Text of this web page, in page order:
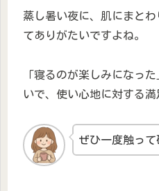
蒸し暑い夜に、肌にまと
てありがたいですよね。
「寝るのが楽しみになっ
いで、使い心地に対する満
ぜひ一度触っ